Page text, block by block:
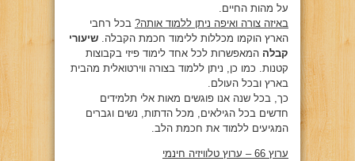
על מהות החיים.
באיזה צורה ואיפה ניתן ללמוד אותה? בכל רחבי
הארץ הוקמו מכללות ללימוד חכמת הקבלה. שיעורי
קבלה המאפשרות לכל אחד לימוד פיזי בקבוצות
קטנות. כמו כן, ניתן ללמוד בצורה ווירטואלית מהבית
בארץ ובכל העולם.
כך, בכל שנה אנו פוגשים מאות אלי תלמידים
חדשים בכל הגילאים, מכל הדתות, נשים וגברים
המגיעים ללמוד את חכמת הלב.
ערוץ 66 – ערוץ טלוויזיה חינמי